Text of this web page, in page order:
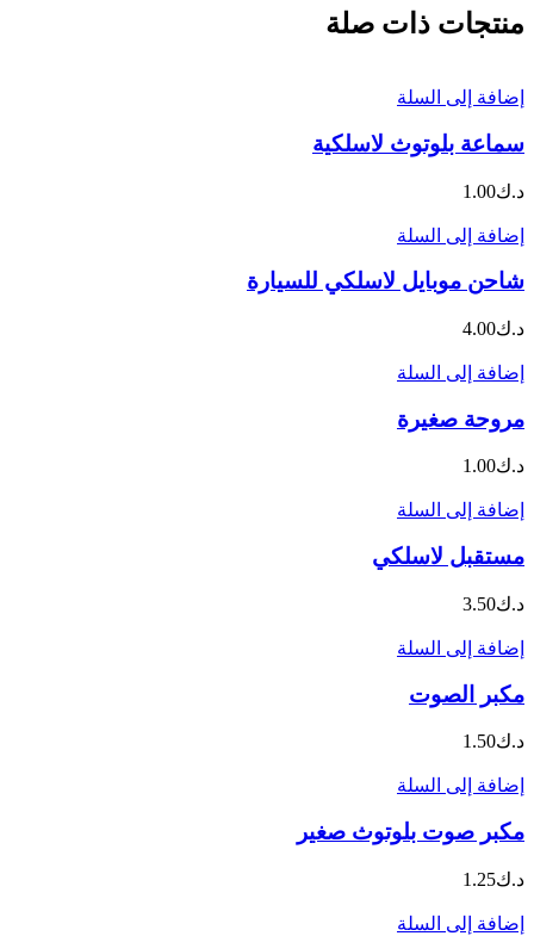
منتجات ذات صلة
إضافة إلى السلة
سماعة بلوتوث لاسلكية
د.ك1.00
إضافة إلى السلة
شاحن موبايل لاسلكي للسيارة
د.ك4.00
إضافة إلى السلة
مروحة صغيرة
د.ك1.00
إضافة إلى السلة
مستقبل لاسلكي
د.ك3.50
إضافة إلى السلة
مكبر الصوت
د.ك1.50
إضافة إلى السلة
مكبر صوت بلوتوث صغير
د.ك1.25
إضافة إلى السلة